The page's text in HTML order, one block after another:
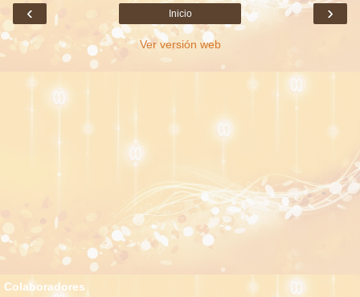
‹ ›
Inicio
Ver versión web
Colaboradores